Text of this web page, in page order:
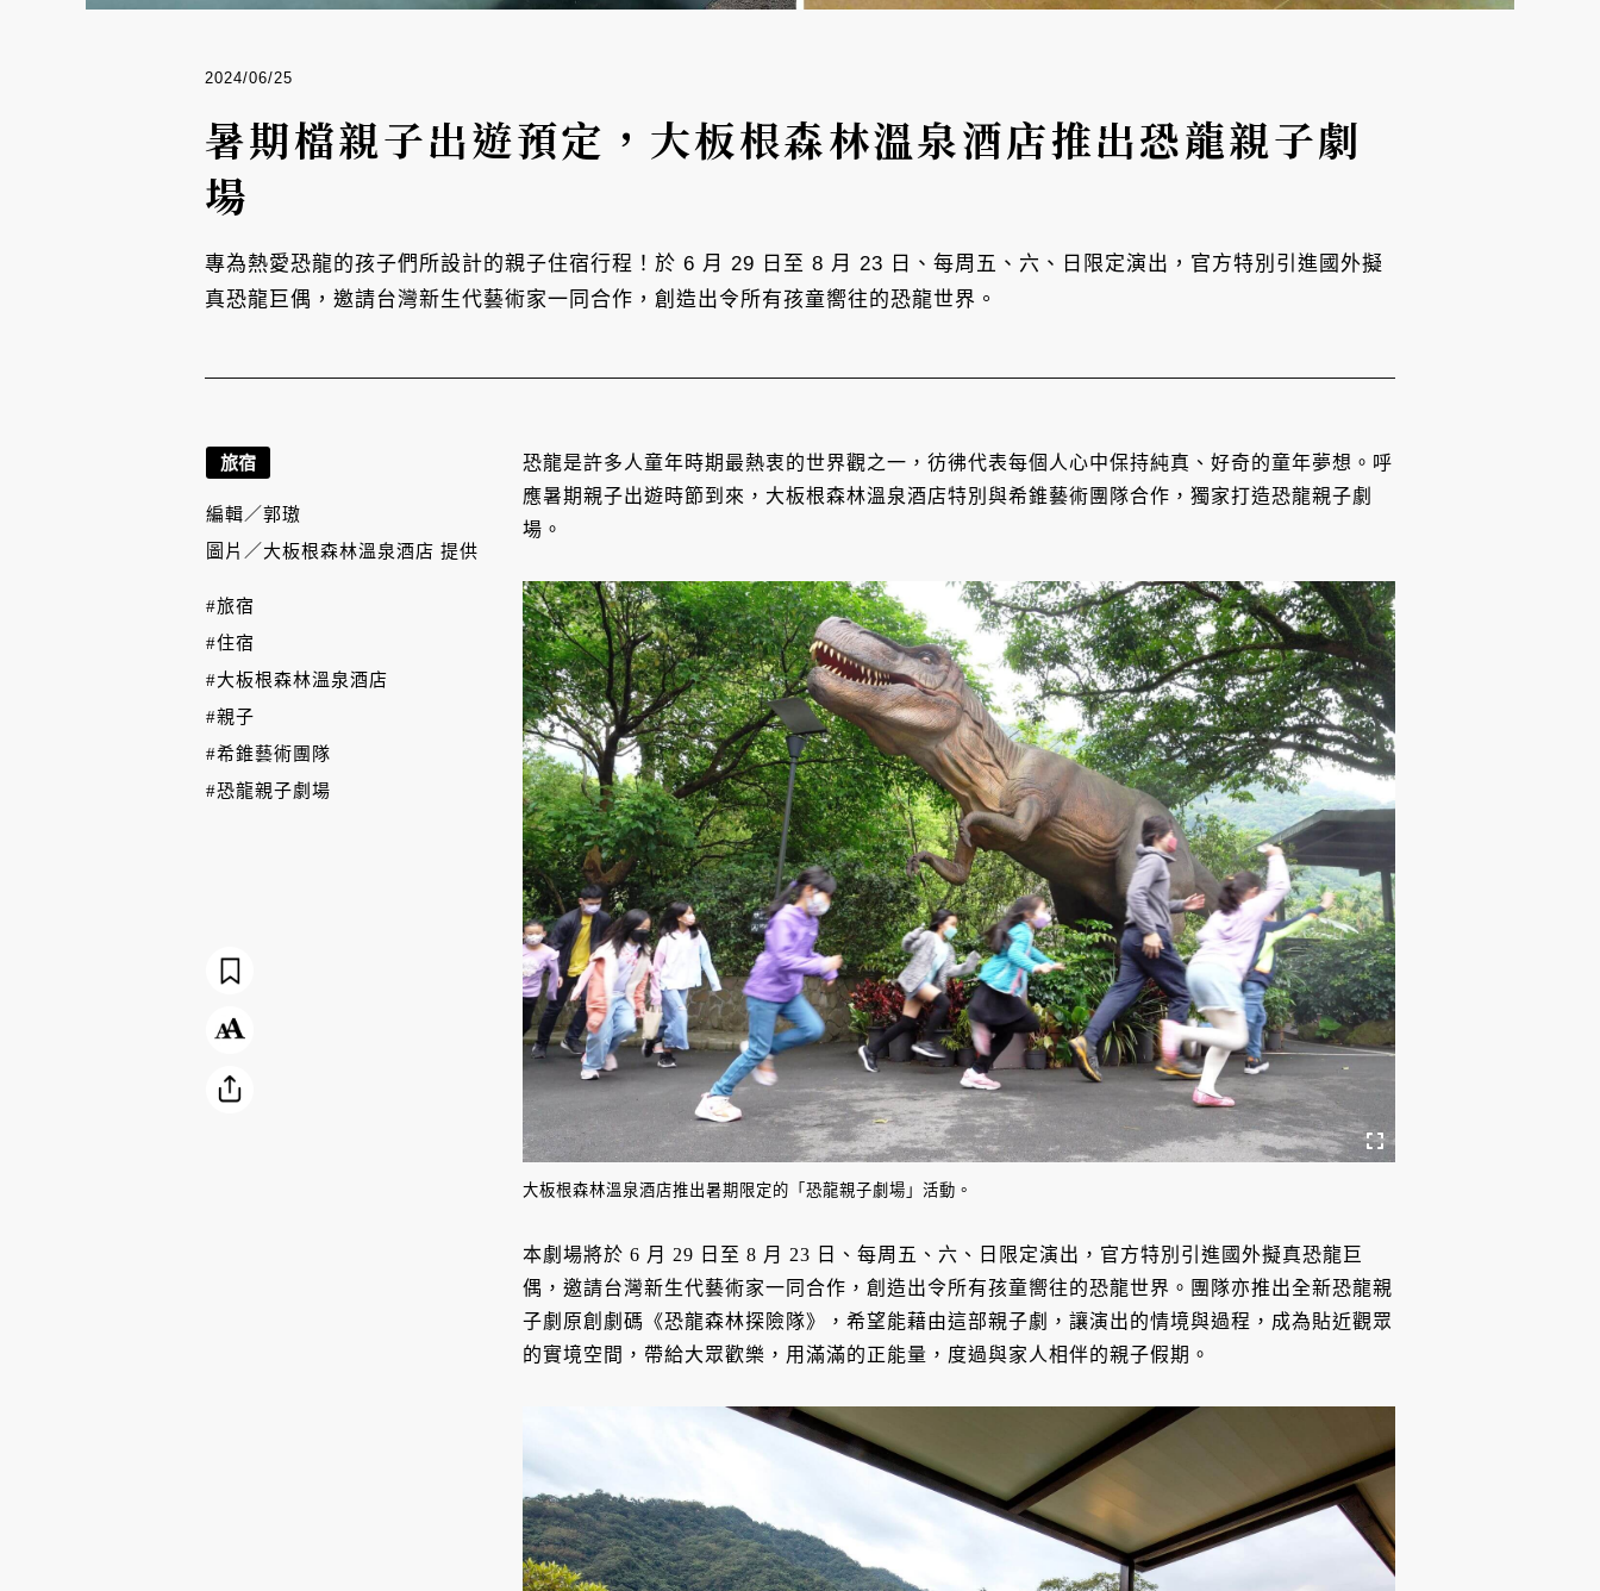
2024/06/25
暑期檔親子出遊預定，大板根森林溫泉酒店推出恐龍親子劇
場
專為熱愛恐龍的孩子們所設計的親子住宿行程！於 6 月 29 日至 8 月 23 日、每周五、六、日限定演出，官方特別引進國外擬
真恐龍巨偶，邀請台灣新生代藝術家一同合作，創造出令所有孩童嚮往的恐龍世界。
恐龍是許多人童年時期最熱衷的世界觀之一，彷彿代表每個人心中保持純真、好奇的童年夢想。呼
應暑期親子出遊時節到來，大板根森林溫泉酒店特別與希錐藝術團隊合作，獨家打造恐龍親子劇
場。
大板根森林溫泉酒店推出暑期限定的「恐龍親子劇場」活動。
本劇場將於 6 月 29 日至 8 月 23 日、每周五、六、日限定演出，官方特別引進國外擬真恐龍巨
偶，邀請台灣新生代藝術家一同合作，創造出令所有孩童嚮往的恐龍世界。團隊亦推出全新恐龍親
子劇原創劇碼《恐龍森林探險隊》，希望能藉由這部親子劇，讓演出的情境與過程，成為貼近觀眾
的實境空間，帶給大眾歡樂，用滿滿的正能量，度過與家人相伴的親子假期。
旅宿
編輯／郭璈
圖片／ 大板根森林溫泉酒店 提供
#旅宿
#住宿
#大板根森林溫泉酒店
#親子
#希錐藝術團隊
#恐龍親子劇場